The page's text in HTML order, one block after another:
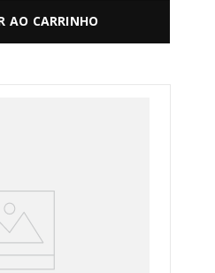
AO CARRINHO